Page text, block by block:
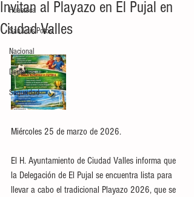
Huasteca
San Luis Potosí
Nacional
Deportes
Seguridad
Invitan al Playazo en El Pujal en
Ciudad Valles
Miércoles 25 de marzo de 2026.
El H. Ayuntamiento de Ciudad Valles informa que
la Delegación de El Pujal se encuentra lista para
llevar a cabo el tradicional Playazo 2026, que se